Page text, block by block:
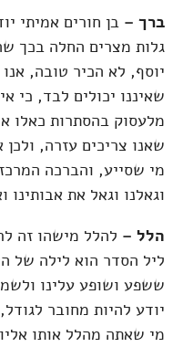
ברך – בן חורים אמיתי
גלות מצרים החלה בכך
יוסף, לא הכיר טובה, אנו
שאיננו יכולים לבד, כי
מלעסוק בהסתרות כאלו
שאנו צריכים עזרה, ולכן
מי שסייע, והברכה
וגאלנו וגאל את אבותינו
הלל – להלל מישהו זה
ליל הסדר הוא לילה של
ששפע ושופע עלינו
יודע להיות מחובר
מי שאתה מהלל אותו